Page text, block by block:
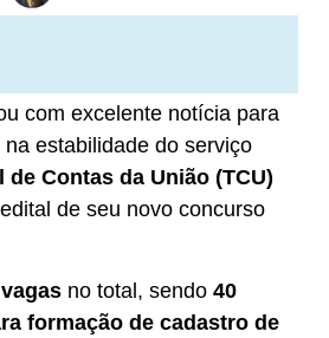
com excelente notícia para
estabilidade do serviço
de Contas da União (TCU)
de seu novo concurso
no total, sendo40
formação de cadastro de